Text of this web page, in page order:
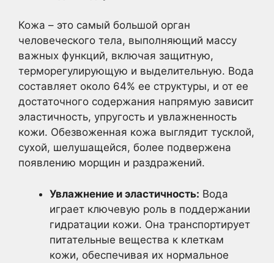
Кожа – это самый большой орган
человеческого тела, выполняющий массу
важных функций, включая защитную,
терморегулирующую и выделительную. Вода
составляет около 64% ее структуры, и от ее
достаточного содержания напрямую зависит
эластичность, упругость и увлажненность
кожи. Обезвоженная кожа выглядит тусклой,
сухой, шелушащейся, более подвержена
появлению морщин и раздражений.
Увлажнение и эластичность: Вода
играет ключевую роль в поддержании
гидратации кожи. Она транспортирует
питательные вещества к клеткам
кожи, обеспечивая их нормальное